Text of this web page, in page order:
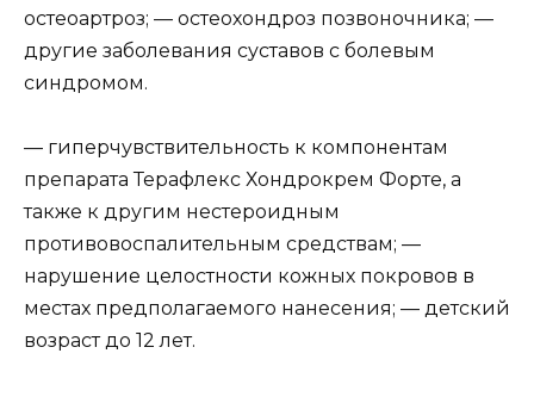
остеоартроз; — остеохондроз позвоночника; —
другие заболевания суставов с болевым
синдромом.
— гиперчувствительность к компонентам
препарата Терафлекс Хондрокрем Форте, а
также к другим нестероидным
противовоспалительным средствам; —
нарушение целостности кожных покровов в
местах предполагаемого нанесения; — детский
возраст до 12 лет.